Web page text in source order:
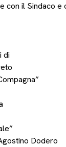
con il Sindaco
di
Dodero